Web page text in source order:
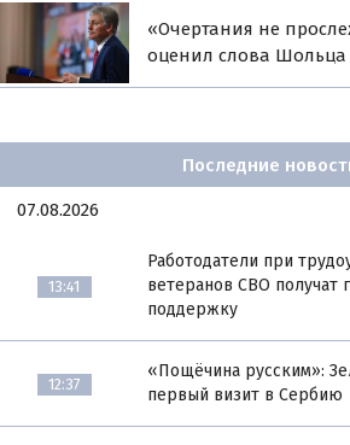
«Очертания не
оценил слова
Последние
07.08.2026
13:41
Работодатели при
ветеранов СВО получат
поддержку
12:37
«Пощёчина русским»:
первый визит в Сербию